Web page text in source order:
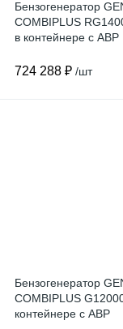
Бензогенератор
COMBIPLUS
в контейнере с АВР
724 288 ₽ /шт
Бензогенератор
COMBIPLUS
контейнере с АВР